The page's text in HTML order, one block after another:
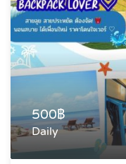
500฿
Daily